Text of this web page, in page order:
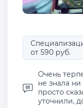
от 590 руб.
Очень
не знала
просто
уточнили,